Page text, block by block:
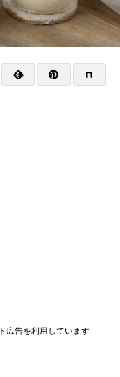
広告を利用しています